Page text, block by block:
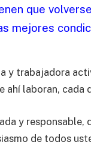
que
mejores
y trabajadora
ahí laboran, cada
y
de todos